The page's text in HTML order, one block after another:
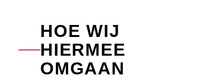
HOE WIJ
HIERMEE
OMGAAN